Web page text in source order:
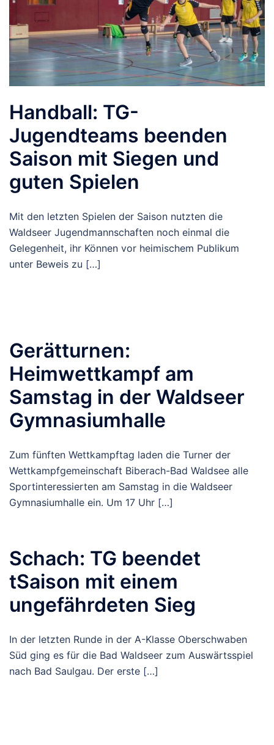
Handball: TG-
Jugendteams beenden
Saison mit Siegen und
guten Spielen
Mit den letzten Spielen der Saison nutzten die
Waldseer Jugendmannschaften noch einmal die
Gelegenheit, ihr Können vor heimischem Publikum
unter Beweis zu […]
Gerätturnen:
Heimwettkampf am
Samstag in der Waldseer
Gymnasiumhalle
Zum fünften Wettkampftag laden die Turner der
Wettkampfgemeinschaft Biberach-Bad Waldsee alle
Sportinteressierten am Samstag in die Waldseer
Gymnasiumhalle ein. Um 17 Uhr […]
Schach: TG beendet
tSaison mit einem
ungefährdeten Sieg
In der letzten Runde in der A-Klasse Oberschwaben
Süd ging es für die Bad Waldseer zum Auswärtsspiel
nach Bad Saulgau. Der erste […]